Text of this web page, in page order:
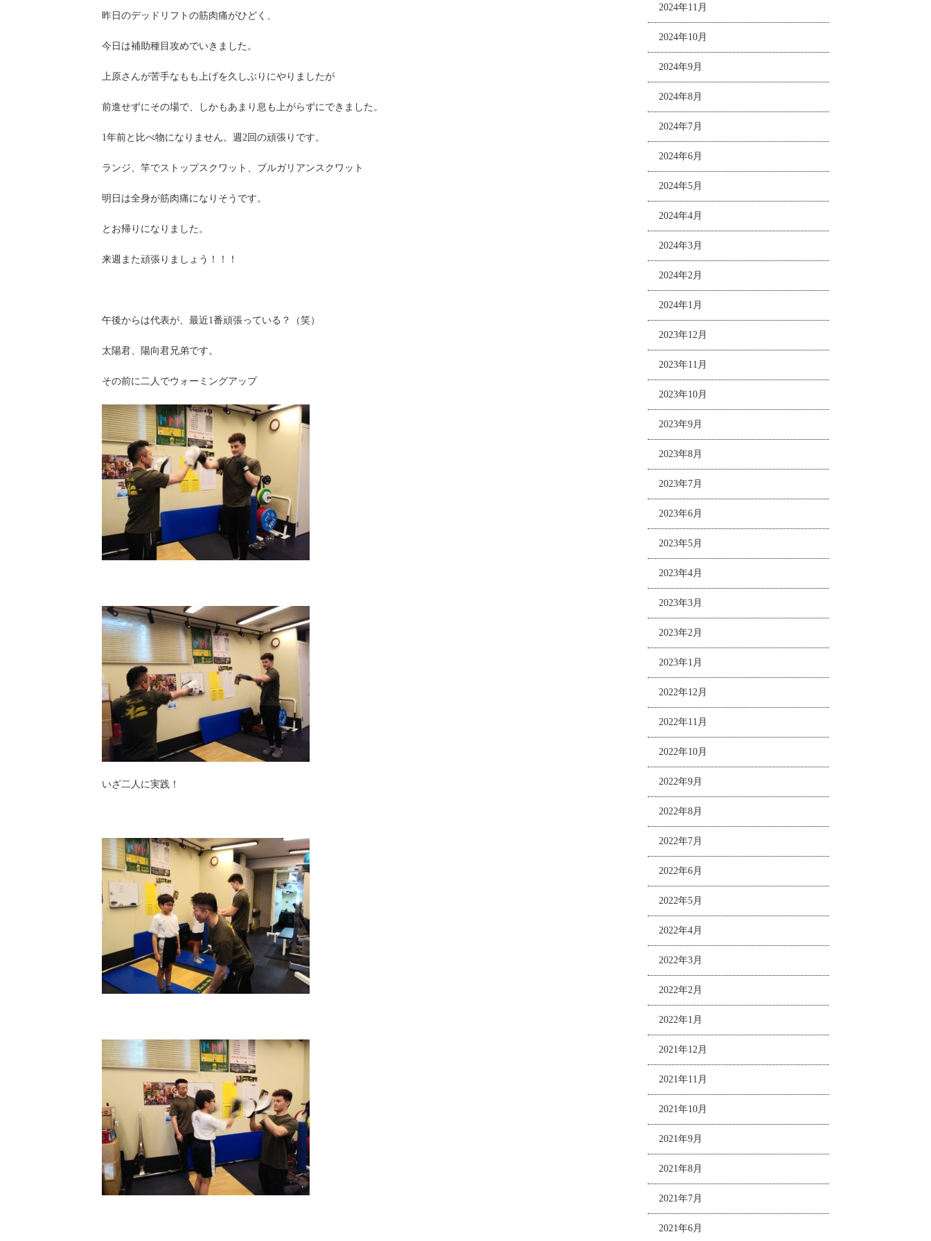
昨日のデッドリフトの筋肉痛がひどく、
今日は補助種目攻めでいきました。
上原さんが苦手なもも上げを久しぶりにやりましたが
前進せずにその場で、しかもあまり息も上がらずにできました。
1年前と比べ物になりません。週2回の頑張りです。
ランジ、竿でストップスクワット、ブルガリアンスクワット
明日は全身が筋肉痛になりそうです。
とお帰りになりました。
来週また頑張りましょう！！！
午後からは代表が、最近1番頑張っている？（笑）
太陽君、陽向君兄弟です。
その前に二人でウォーミングアップ
いざ二人に実践！
2024年11月
2024年10月
2024年9月
2024年8月
2024年7月
2024年6月
2024年5月
2024年4月
2024年3月
2024年2月
2024年1月
2023年12月
2023年11月
2023年10月
2023年9月
2023年8月
2023年7月
2023年6月
2023年5月
2023年4月
2023年3月
2023年2月
2023年1月
2022年12月
2022年11月
2022年10月
2022年9月
2022年8月
2022年7月
2022年6月
2022年5月
2022年4月
2022年3月
2022年2月
2022年1月
2021年12月
2021年11月
2021年10月
2021年9月
2021年8月
2021年7月
2021年6月